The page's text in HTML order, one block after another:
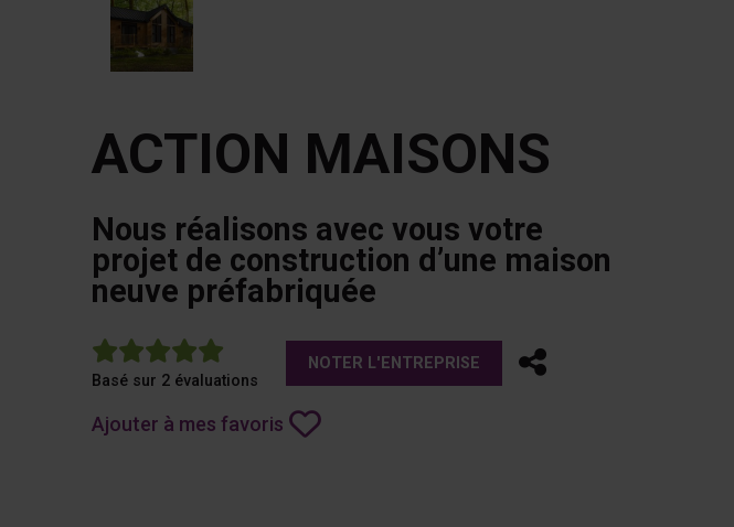
ACTION MAISONS
Nous réalisons avec vous votre
projet de construction d’une maison
neuve préfabriquée
5
Basé sur 2 évaluations
NOTER L'ENTREPRISE Partager
Ajouter à mes favoris